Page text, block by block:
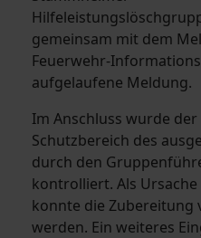
gemeinsam mit dem
Feuerwehr-
aufgelaufene Meldung.
Im Anschluss wurde
Schutzbereich des
durch den
kontrolliert. Als
konnte die Zubereitung
werden. Ein weiteres